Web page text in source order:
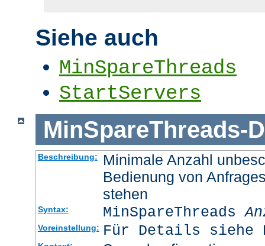
Siehe auch
MinSpareThreads
StartServers
MinSpareThreads-
Beschreibung:
Minimale Anzahl
Bedienung von
stehen
Syntax: MinSpareThreads
Voreinstellung: Für Details siehe